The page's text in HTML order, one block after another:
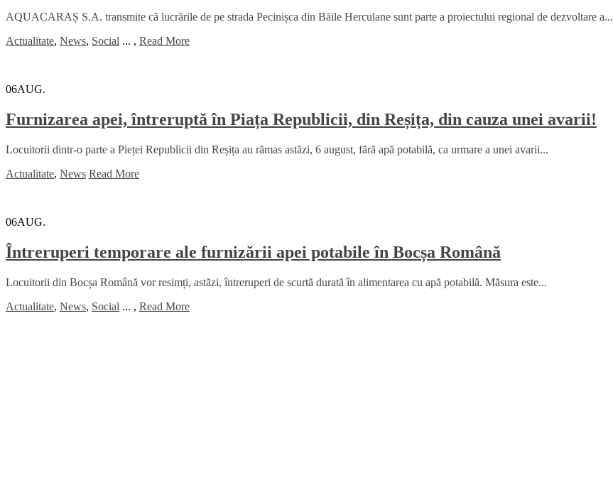
AQUACARAȘ S.A. transmite că lucrările de pe strada Pecinișca din Băile Herculane sunt parte a proiectului regional de dezvoltare a...
Actualitate, News, Social ... , Read More
06AUG.
Furnizarea apei, întreruptă în Piața Republicii, din Reșița, din cauza unei avarii!
Locuitorii dintr-o parte a Pieței Republicii din Reșița au rămas astăzi, 6 august, fără apă potabilă, ca urmare a unei avarii...
Actualitate, News Read More
06AUG.
Întreruperi temporare ale furnizării apei potabile în Bocșa Română
Locuitorii din Bocșa Română vor resimți, astăzi, întreruperi de scurtă durată în alimentarea cu apă potabilă. Măsura este...
Actualitate, News, Social ... , Read More